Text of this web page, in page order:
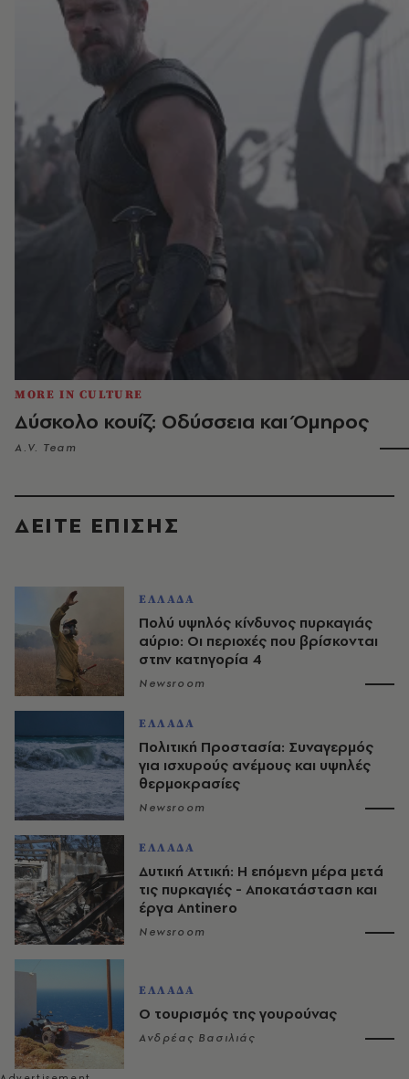
MORE IN CULTURE
Δύσκολο κουίζ: Οδύσσεια και Όμηρος
A.V. Team
ΔΕΙΤΕ ΕΠΙΣΗΣ
ΕΛΛΑΔΑ
Πολύ υψηλός κίνδυνος πυρκαγιάς
αύριο: Οι περιοχές που βρίσκονται
στην κατηγορία 4
Newsroom
ΕΛΛΑΔΑ
Πολιτική Προστασία: Συναγερμός
για ισχυρούς ανέμους και υψηλές
θερμοκρασίες
Newsroom
ΕΛΛΑΔΑ
Δυτική Αττική: Η επόμενη μέρα μετά
τις πυρκαγιές - Αποκατάσταση και
έργα Antinero
Newsroom
ΕΛΛΑΔΑ
Ο τουρισμός της γουρούνας
Ανδρέας Βασιλιάς